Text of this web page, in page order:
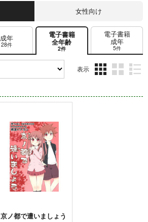
女性向け
成年
28件
電子書籍
全年齢
2件
電子書籍
成年
5件
表示
ム
ム
ム
京ノ都で遭いましょう